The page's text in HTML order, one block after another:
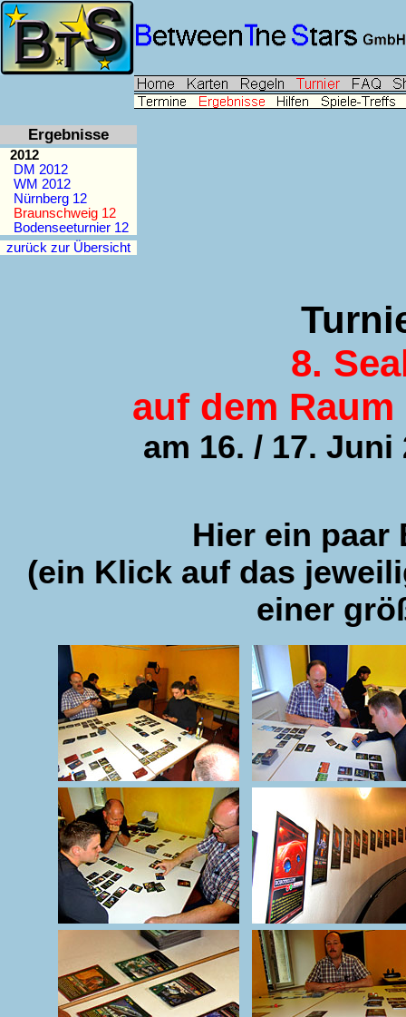
Ergebnisse
2012
DM 2012
WM 2012
Nürnberg 12
Braunschweig 12
Bodenseeturnier 12
zurück zur Übersicht
8.
auf dem
am 16. / 17.
Hier ein paar
(ein Klick auf das
einer